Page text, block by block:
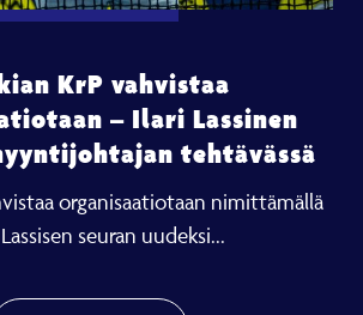
KrP vahvistaa
– Ilari Lassinen
tehtävässä
organisaatiotaan nimittämällä
seuran uudeksi...